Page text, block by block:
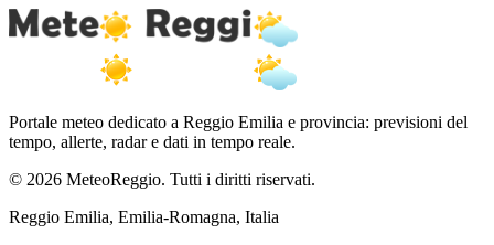
Portale meteo dedicato a Reggio Emilia e provincia: previsioni del
tempo, allerte, radar e dati in tempo reale.
© 2026 MeteoReggio. Tutti i diritti riservati.
Reggio Emilia, Emilia-Romagna, Italia